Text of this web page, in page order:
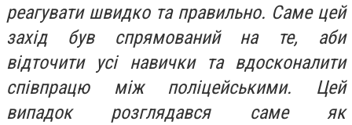
реагувати швидко та правильно. Саме цей
захід був спрямований на те, аби
відточити усі навички та вдосконалити
співпрацю між поліцейськими. Цей
випадок розглядався саме як